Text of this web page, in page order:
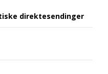
direktesendinger